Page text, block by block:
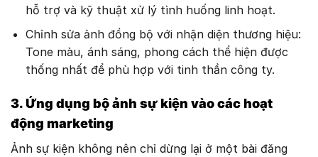
hỗ trợ và kỹ thuật xử lý tình huống linh hoạt.
Chỉnh sửa ảnh đồng bộ với nhận diện thương hiệu:
Tone màu, ánh sáng, phong cách thể hiện được
thống nhất để phù hợp với tinh thần công ty.
3. Ứng dụng bộ ảnh sự kiện vào các hoạt
động marketing
Ảnh sự kiện không nên chỉ dừng lại ở một bài đăng